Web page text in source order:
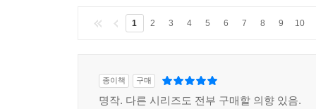
1 2 3 4 5 6 7 8 9 10
종이책 구매
명작. 다른 시리즈도 전부 구매할 의향 있음.